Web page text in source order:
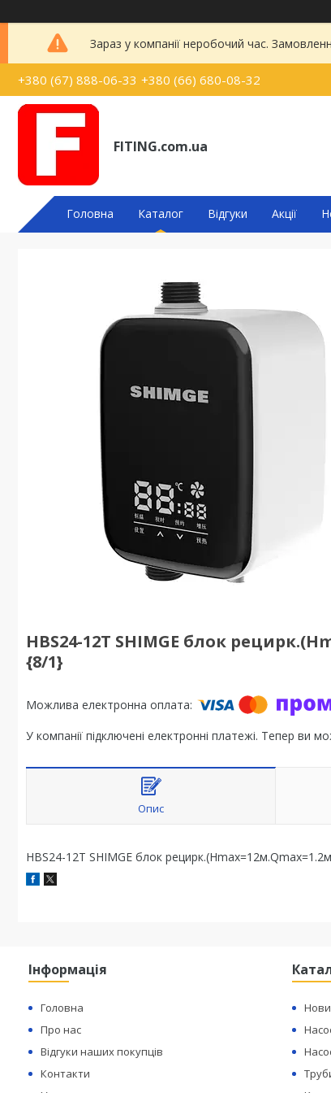
Зараз у компанії неробочий час.
+380 (67) 888-06-33 +380 (66) 680-08-32
FITING.com.ua
Головна Каталог Відгуки Акції
HBS24-12T SHIMGE блок
{8/1}
У компанії підключені електронні платежі. Тепер ви
Опис
HBS24-12T SHIMGE блок
Інформація
Головна
Про нас
Відгуки наших покупців
Контакти